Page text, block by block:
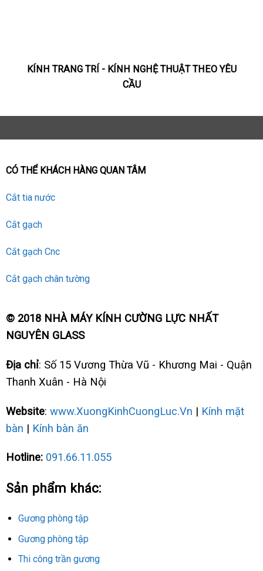
KÍNH TRANG TRÍ - KÍNH NGHỆ THUẬT THEO YÊU
CẦU
CÓ THỂ KHÁCH HÀNG QUAN TÂM
Cắt tia nước
Cắt gạch
Cắt gạch Cnc
Cắt gạch chân tường
© 2018 NHÀ MÁY KÍNH CƯỜNG LỰC NHẤT
NGUYÊN GLASS
Địa chỉ: Số 15 Vương Thừa Vũ - Khương Mai - Quận
Thanh Xuân - Hà Nội
Website: www.XuongKinhCuongLuc.Vn | Kính mặt
bàn | Kính bàn ăn
Hotline: 091.66.11.055
Sản phẩm khác:
Gương phòng tập
Gương phòng tập
Thi công trần gương